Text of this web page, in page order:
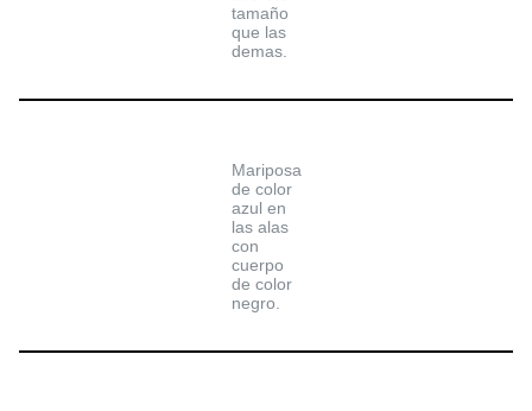
tamaño
que las
demas.
Mariposa
de color
azul en
las alas
con
cuerpo
de color
negro.